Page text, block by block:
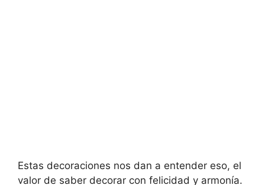
Estas decoraciones nos dan a entender eso, el
valor de saber decorar con felicidad y armonía.